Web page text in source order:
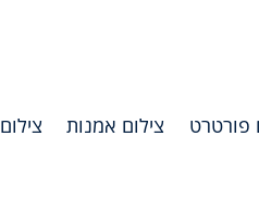
פורטרט צילום אמנות צילום 360° מעלות